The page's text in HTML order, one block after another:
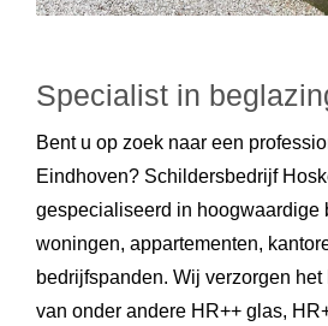
Specialist in
Bent u op zoek naar een
Eindhoven? Schildersbedrijf
gespecialiseerd in hoogwaardige
woningen, appartementen,
bedrijfspanden. Wij verzorgen
van onder andere HR++ glas,